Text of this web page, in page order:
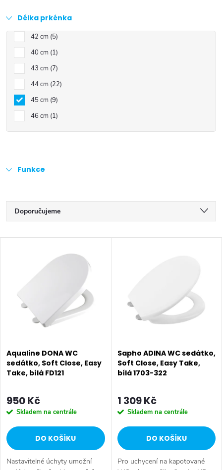
Délka prkénka
42 cm 5
40 cm 1
43 cm 7
44 cm 22
45 cm 9
46 cm 1
Funkce
Ř
a
p
r
o
d
u
k
Doporučujeme
Nejprodávanější
p
r
o
d
u
Aqualine DONA WC
sedátko, Soft Close, Easy
Take, bílá FD121
950 Kč
Skladem na centrále
DO KOŠÍKU
Nastavitelné úchyty umožní
Sapho ADINA WC sedátko,
Soft Close, Easy Take,
bílá 1703-322
1 309 Kč
Skladem na centrále
DO KOŠÍKU
Pro uchycení na kapotované